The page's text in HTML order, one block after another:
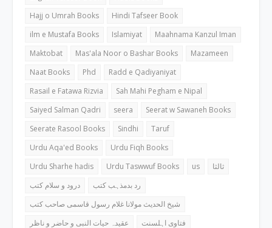
Hajj o Umrah Books
Hindi Tafseer Book
ilm e Mustafa Books
Islamiyat
Maahnama Kanzul Iman
Maktobat
Mas'ala Noor o Bashar Books
Mazameen
Naat Books
Phd
Radd e Qadiyaniyat
Rasail e Fatawa Rizvia
Sah Mahi Pegham e Nipal
Saiyed Salman Qadri
seera
Seerat w Sawaneh Books
Seerate Rasool Books
Sindhi
Taruf
Urdu Aqa'ed Books
Urdu Fiqh Books
Urdu Sharhe hadis
Urdu Taswwuf Books us
ثالثا
درود و سلام کتب
رد بدمذہب کتب
شیخ الحدیث مولانا غلام رسول قاسمی صاحب کتب
عقیدہ حیات النبی و حاضر و ناظر
فتاوی اہلسنت